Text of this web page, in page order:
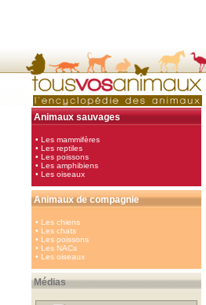
Animaux sauvages
• Les mammifères
• Les reptiles
• Les poissons
• Les amphibiens
• Les oiseaux
Animaux de compagnie
• Les chiens
• Les chats
• Les poissons
• Les NACs
• Les oiseaux
Médias